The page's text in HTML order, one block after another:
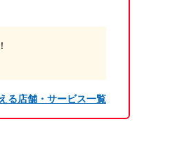
る店舗・サービス一覧